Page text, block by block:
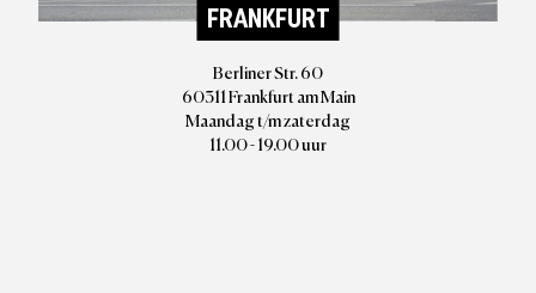
FRANKFURT
Berliner Str. 60
60311 Frankfurt am Main
Maandag t/m zaterdag
11.00 - 19.00 uur